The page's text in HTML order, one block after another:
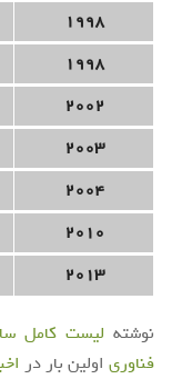
1998
1998
2002
2003
2004
2010
2013
نوشته لیست کامل
فناوریاولین بار در